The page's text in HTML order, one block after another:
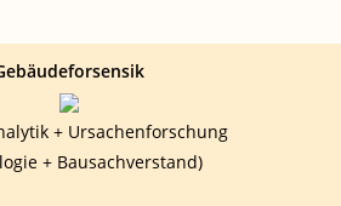
+ Ursachenforschung
+ Bausachverstand)